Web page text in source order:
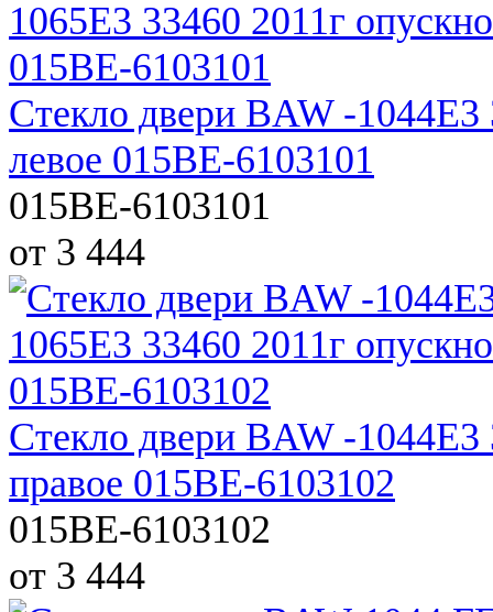
Стекло двери BAW -1044E3
левое 015BE-6103101
015BE-6103101
от 3 444
Стекло двери BAW -1044E3
правое 015BE-6103102
015BE-6103102
от 3 444